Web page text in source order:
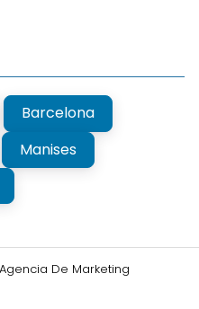
Barcelona
Manises
Agencia De Marketing